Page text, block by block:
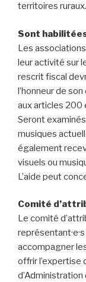
territoires ruraux.
Sont
Les
leur activité sur
rescrit fiscal
l’honneur de
aux articles 200
Seront
musiques
également
visuels ou
L’aide peut
Comité
Le comité
accompagner
offrir l’expertise